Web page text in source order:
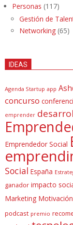
Personas (117)
Gestión de
Networking (65)
IDEAS
Agenda Startup app
concurso
emprender
Emprendedor Social
Social España
ganador impacto
Marketing Motivación
podcast premio